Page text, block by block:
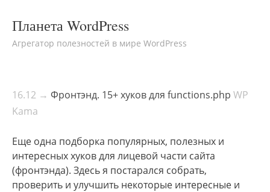
Планета WordPress
Агрегатор полезностей в мире WordPress
16.12 → Фронтэнд. 15+ хуков для functions.php WP
Kama
Еще одна подборка популярных, полезных и
интересных хуков для лицевой части сайта
(фронтэнда). Здесь я постарался собрать,
проверить и улучшить некоторые интересные и